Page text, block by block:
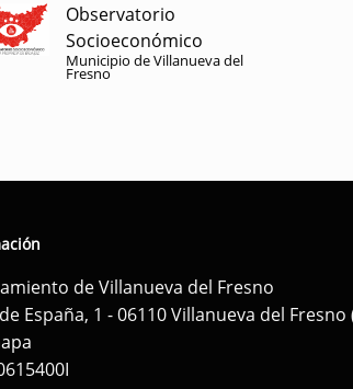
Observatorio
Socioeconómico
Municipio de Villanueva del
Fresno
de Villanueva del Fresno
España, 1 - 06110 Villanueva del Fresno